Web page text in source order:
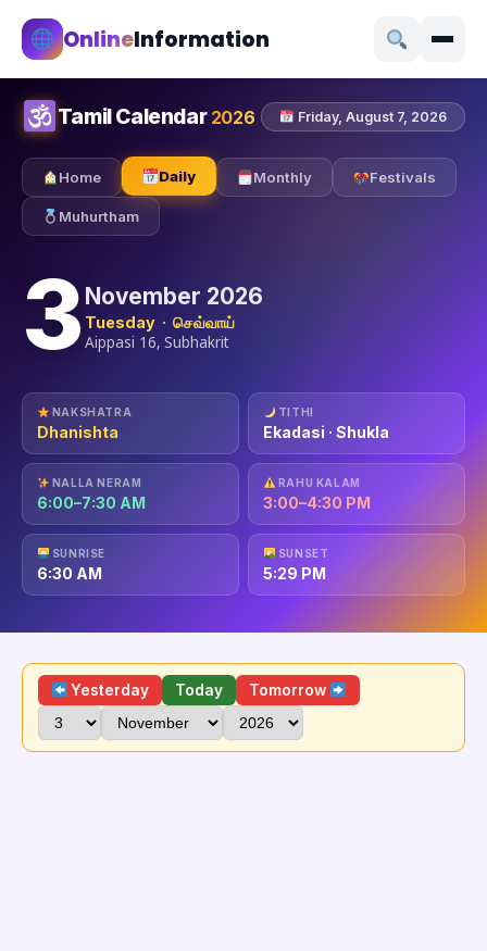
OnlineInformation
Tamil Calendar 2026 Friday, August 7, 2026
Home Daily Monthly Festivals
Muhurtham
3 November 2026
Tuesday · செவ்வாய்
Aippasi 16, Subhakrit
NAKSHATRA
Dhanishta
TITHI
Ekadasi · Shukla
NALLA NERAM
6:00–7:30 AM
RAHU KALAM
3:00–4:30 PM
SUNRISE
6:30 AM
SUNSET
5:29 PM
Yesterday Today Tomorrow